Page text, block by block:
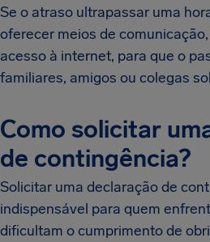
Se o atraso ultrapassar uma
oferecer meios de
acesso à internet, para que o
familiares, amigos ou colegas
Como solicitar
de contingência?
Solicitar uma declaração de
indispensável para quem
dificultam o cumprimento de